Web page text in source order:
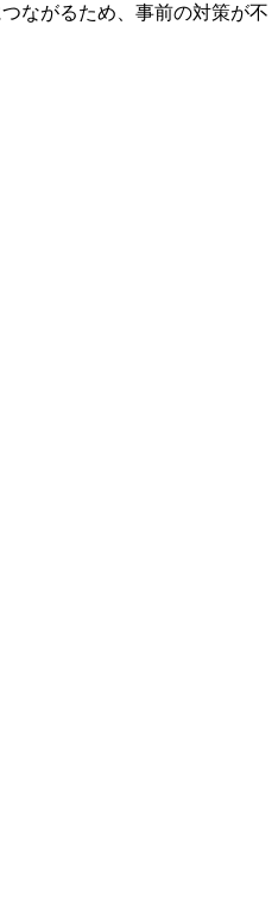
ながるため、事前の対策が不